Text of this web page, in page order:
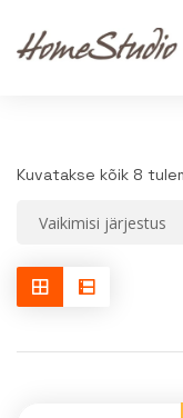
Kuvatakse kõik 8